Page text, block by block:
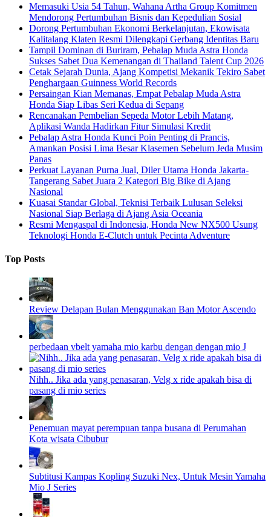
Memasuki Usia 54 Tahun, Wahana Artha Group Komitmen
Mendorong Pertumbuhan Bisnis dan Kepedulian Sosial
Dorong Pertumbuhan Ekonomi Berkelanjutan, Ekowisata
Kalitalang Klaten Resmi Dilengkapi Gerbang Identitas Baru
Tampil Dominan di Buriram, Pebalap Muda Astra Honda
Sukses Sabet Dua Kemenangan di Thailand Talent Cup 2026
Cetak Sejarah Dunia, Ajang Kompetisi Mekanik Tekiro Sabet
Penghargaan Guinness World Records
Persaingan Kian Memanas, Empat Pebalap Muda Astra
Honda Siap Libas Seri Kedua di Sepang
Rencanakan Pembelian Sepeda Motor Lebih Matang,
Aplikasi Wanda Hadirkan Fitur Simulasi Kredit
Pebalap Astra Honda Kunci Poin Penting di Prancis,
Amankan Posisi Lima Besar Klasemen Sebelum Jeda Musim
Panas
Perkuat Layanan Purna Jual, Diler Utama Honda Jakarta-
Tangerang Sabet Juara 2 Kategori Big Bike di Ajang
Nasional
Kuasai Standar Global, Teknisi Terbaik Lulusan Seleksi
Nasional Siap Berlaga di Ajang Asia Oceania
Resmi Mengaspal di Indonesia, Honda New NX500 Usung
Teknologi Honda E-Clutch untuk Pecinta Adventure
Top Posts
Review Delapan Bulan Menggunakan Ban Motor Ascendo
perbedaan vbelt yamaha mio karbu dengan dengan mio J
Nihh.. Jika ada yang penasaran, Velg x ride apakah bisa di
pasang di mio series
Penemuan mayat perempuan tanpa busana di Perumahan
Kota wisata Cibubur
Subtitusi Kampas Kopling Suzuki Nex, Untuk Mesin Yamaha
Mio J Series